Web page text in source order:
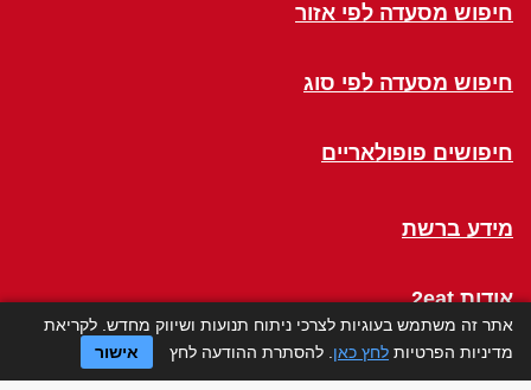
חיפוש מסעדה לפי אזור
חיפוש מסעדה לפי סוג
חיפושים פופולאריים
מידע ברשת
אודות 2eat
Click a Table
אתר זה משתמש בעוגיות לצרכי ניתוח תנועות ושיווק מחדש. לקריאת
מדיניות הפרטיות לחץ כאן . להסתרת ההודעה לחץ אישור